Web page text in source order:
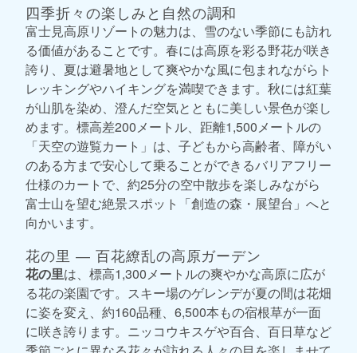
四季折々の楽しみと自然の調和
富士見高原リゾートの魅力は、雪のない季節にも訪れ
る価値があることです。春には高原を彩る野花が咲き
誇り、夏は避暑地として爽やかな風に包まれながらト
レッキングやハイキングを満喫できます。秋には紅葉
が山肌を染め、澄んだ空気とともに美しい景色が楽し
めます。標高差200メートル、距離1,500メートルの
「天空の遊覧カート」は、子どもから高齢者、障がい
のある方まで安心して乗ることができるバリアフリー
仕様のカートで、約25分の空中散歩を楽しみながら
富士山を望む絶景スポット「創造の森・展望台」へと
向かいます。
花の里 ― 百花繚乱の高原ガーデン
花の里は、標高1,300メートルの爽やかな高原に広が
る花の楽園です。スキー場のゲレンデが夏の間は花畑
に姿を変え、約160品種、6,500本もの宿根草が一面
に咲き誇ります。ニッコウキスゲや百合、百日草など